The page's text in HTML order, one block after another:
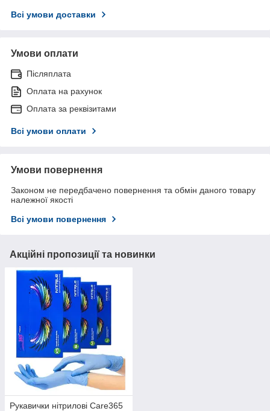
Всі умови доставки
Умови оплати
Післяплата
Оплата на рахунок
Оплата за реквізитами
Всі умови оплати
Умови повернення
Законом не передбачено повернення та обмін даного товару
належної якості
Всі умови повернення
Акційні пропозиції та новинки
Рукавички нітрилові Care365